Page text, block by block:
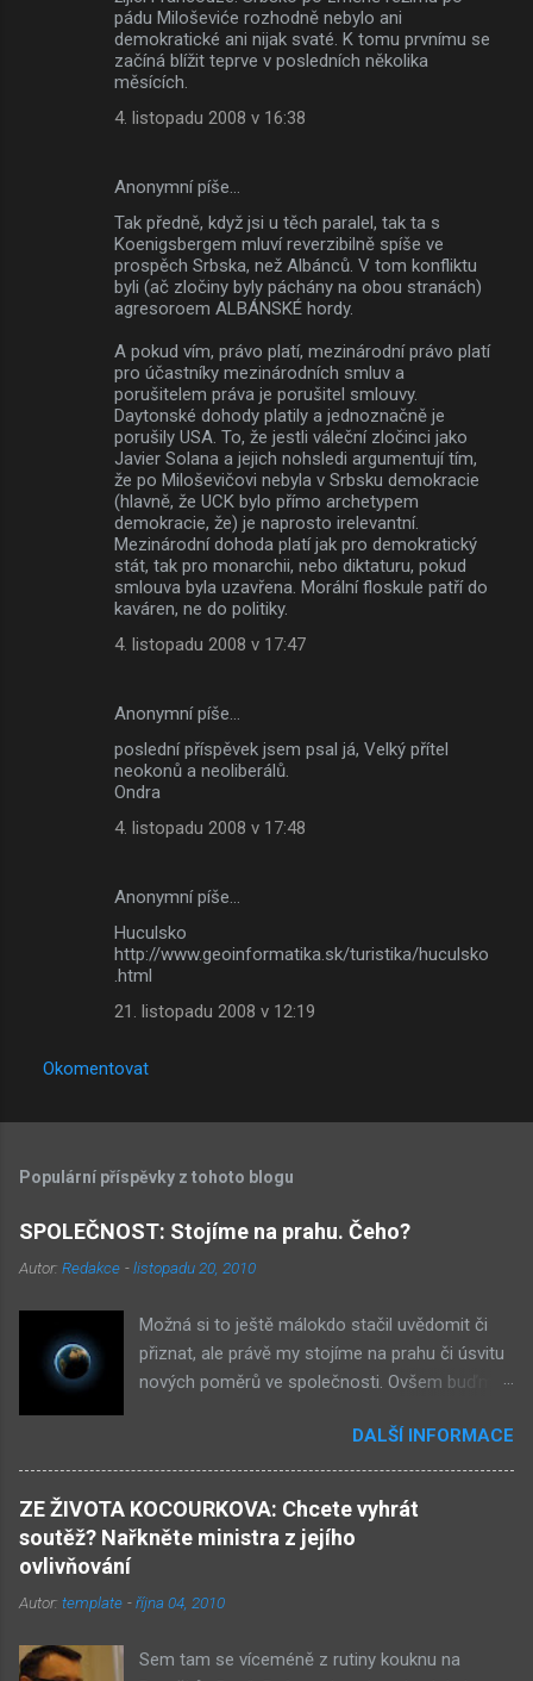
pádu Miloševiće rozhodně nebylo ani
demokratické ani nijak svaté. K tomu prvnímu se
začíná blížit teprve v posledních několika
měsících.
4. listopadu 2008 v 16:38
Anonymní píše…
Tak předně, když jsi u těch paralel, tak ta s
Koenigsbergem mluví reverzibilně spíše ve
prospěch Srbska, než Albánců. V tom konfliktu
byli (ač zločiny byly páchány na obou stranách)
agresoroem ALBÁNSKÉ hordy.
A pokud vím, právo platí, mezinárodní právo platí
pro účastníky mezinárodních smluv a
porušitelem práva je porušitel smlouvy.
Daytonské dohody platily a jednoznačně je
porušily USA. To, že jestli váleční zločinci jako
Javier Solana a jejich nohsledi argumentují tím,
že po Miloševičovi nebyla v Srbsku demokracie
(hlavně, že UCK bylo přímo archetypem
demokracie, že) je naprosto irelevantní.
Mezinárodní dohoda platí jak pro demokratický
stát, tak pro monarchii, nebo diktaturu, pokud
smlouva byla uzavřena. Morální floskule patří do
kaváren, ne do politiky.
4. listopadu 2008 v 17:47
Anonymní píše…
poslední příspěvek jsem psal já, Velký přítel
neokonů a neoliberálů.
Ondra
4. listopadu 2008 v 17:48
Anonymní píše…
Huculsko
http://www.geoinformatika.sk/turistika/huculsko
.html
21. listopadu 2008 v 12:19
Okomentovat
Populární příspěvky z tohoto blogu
SPOLEČNOST: Stojíme na prahu. Čeho?
Autor: Redakce -listopadu 20, 2010
Možná si to ještě málokdo stačil uvědomit či
přiznat, ale právě my stojíme na prahu či úsvitu
nových poměrů ve společnosti. Ovšem buďme
Novými poměry ve společnosti myslím
přiklonění se s některé z nám již historicky
známých situací. Přiznejme si to otevřeně – je
to buď nová forma demokracie, anebo
nacismus. Těžko si někdo z nás mohl
společnosti stále větší vliv – v každém městě již
Před deseti lety věc zcela nevídaná. Příslušníci
DALŠÍ INFORMACE
ZE ŽIVOTA KOCOURKOVA: Chcete vyhrát
soutěž? Nařkněte ministra z jejího
ovlivňování
Autor: template -října 04, 2010
Sem tam se víceméně z rutiny kouknu na